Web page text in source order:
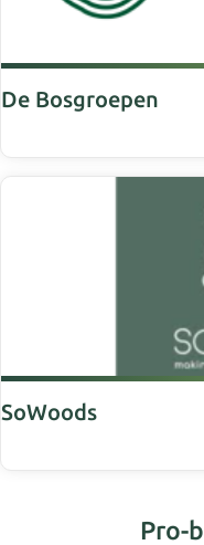
De Bosgroepen
SoWoods
Pro-